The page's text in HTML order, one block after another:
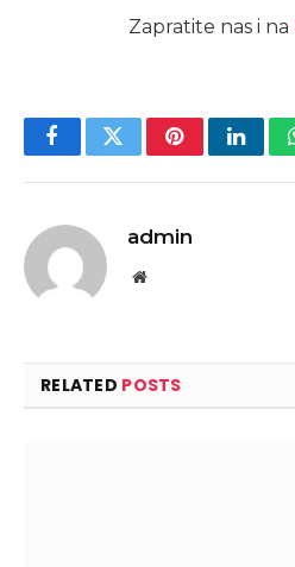
Zapratite nas i na
FacebookTwitterPinterest
admin
Website
RELATED POSTS